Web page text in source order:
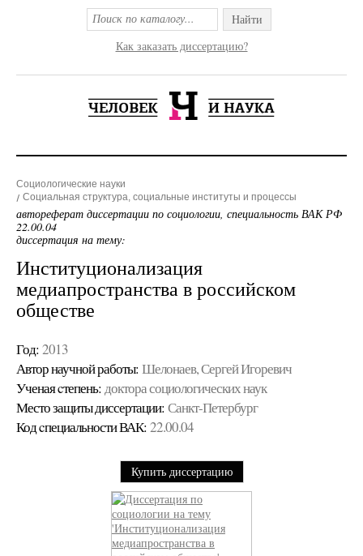
Найти
Как заказать диссертацию?
Социологические науки
Социальная структура, социальные институты и процессы
автореферат диссертации по социологии, специальность ВАК РФ
22.00.04
диссертация на тему:
Институционализация
медиапространства в российском
обществе
Год: 2013
Автор научной работы: Шелонаев, Сергей Игоревич
Ученая cтепень: доктора социологических наук
Место защиты диссертации: Санкт-Петербург
Код cпециальности ВАК: 22.00.04
Купить диссертацию